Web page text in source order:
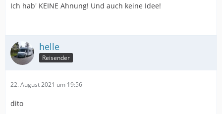
Ich hab' KEINE Ahnung! Und auch keine Idee!
helle
Reisender
22. August 2021 um 19:56
dito